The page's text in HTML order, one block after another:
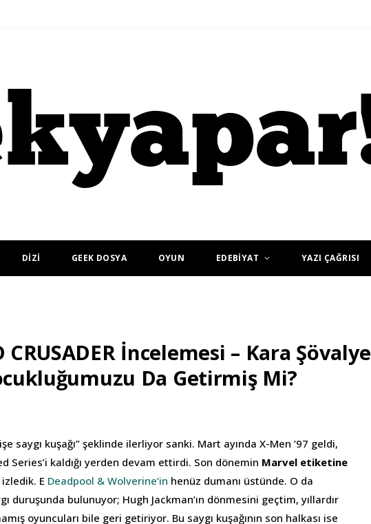
DİZİ GEEK DOSYA OYUN EDEBİYAT YAZI ÇAĞRISI
CRUSADER İncelemesi – Kara Şövalye
Da Getirmiş Mi?
saygı kuşağı” şeklinde ilerliyor sanki. Mart ayında X-Men ’97 geldi,
Series’i kaldığı yerden devam ettirdi. Son dönemin Marvel etiketine
E Deadpool & Wolverine’in henüz dumanı üstünde. O da
duruşunda bulunuyor; Hugh Jackman’ın dönmesini geçtim, yıllardır
oyuncuları bile geri getiriyor. Bu saygı kuşağının son halkası ise